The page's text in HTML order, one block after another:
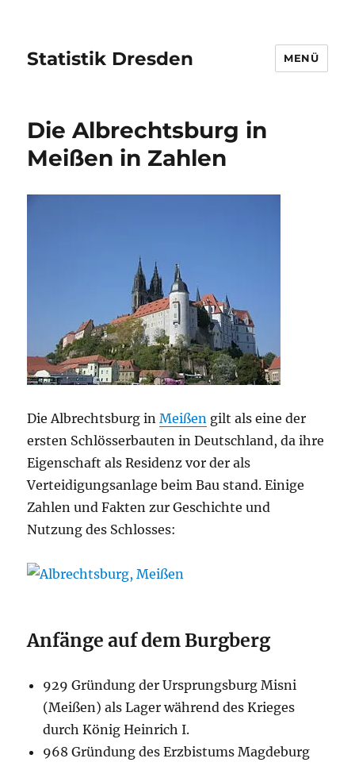
Statistik Dresden MENÜ
Die Albrechtsburg in
Meißen in Zahlen
Die Albrechtsburg inMeißen gilt als eine der
ersten Schlösserbauten in Deutschland, da ihre
Eigenschaft als Residenz vor der als
Verteidigungsanlage beim Bau stand. Einige
Zahlen und Fakten zur Geschichte und
Nutzung des Schlosses:
Anfänge auf dem Burgberg
929 Gründung der Ursprungsburg Misni
(Meißen) als Lager während des Krieges
durch König Heinrich I.
968 Gründung des Erzbistums Magdeburg